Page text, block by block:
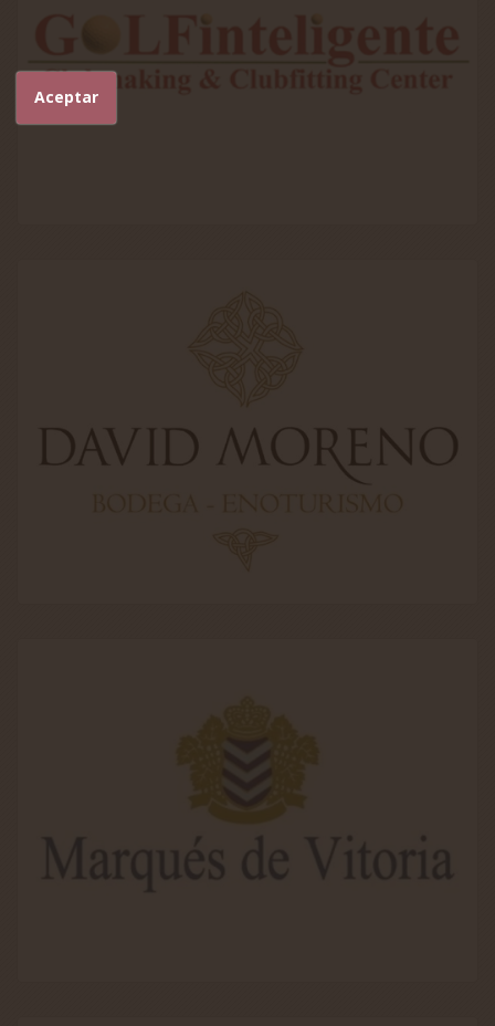
Aceptar